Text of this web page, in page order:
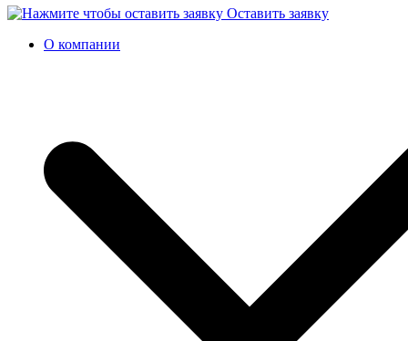
Оставить заявку
О компании